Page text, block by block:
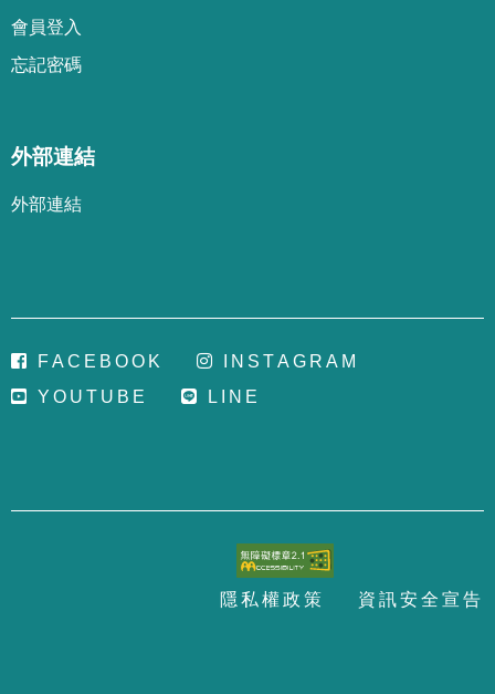
會 員登 入
忘記密碼
外部連結
外部連結
FA C E B OO K N S TA G R A M
Y O U T U B E L N E
隱 私 權政 策 資 訊安全 宣 告